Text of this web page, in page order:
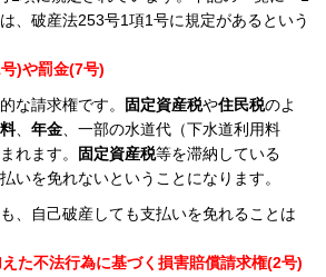
、破産法253号1項1号に規定があるという
)や罰金(7号)
な請求権です。
固定資産税や住民税のよ
、 年金、一部の水道代（下水道利用料
れます。
固定資産税等を滞納している
いを免れないということになります。
、自己破産しても支払いを免れることは
た不法行為に基づく損害賠償請求権(2号)